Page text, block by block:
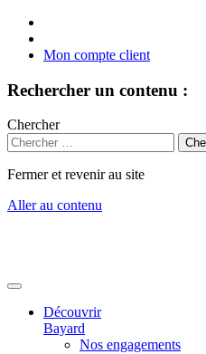
Mon compte client
Rechercher un contenu :
Chercher
Fermer et revenir au site
Aller au contenu
Découvrir
Bayard
Nos engagements